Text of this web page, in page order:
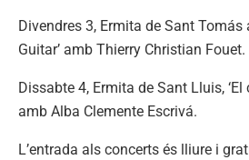
Divendres 3, Ermita de Sant Tomás
Guitar’ amb Thierry Christian Fouet.
Dissabte 4, Ermita de Sant Lluis, ‘El
amb Alba Clemente Escrivá.
L’entrada als concerts és lliure i